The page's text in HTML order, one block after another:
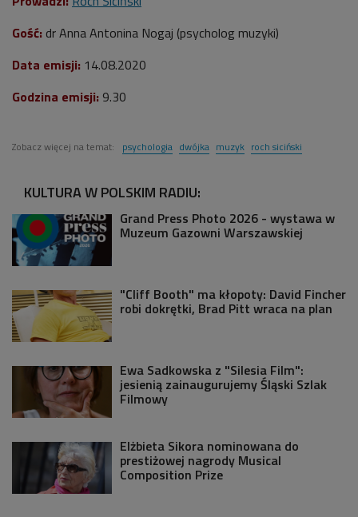
Gość: dr Anna Antonina Nogaj (psycholog muzyki)
Data emisji: 14.08.2020
Godzina emisji: 9.30
Zobacz więcej na temat: psychologia dwójka muzyk roch siciński
KULTURA W POLSKIM RADIU:
Grand Press Photo 2026 - wystawa w
Muzeum Gazowni Warszawskiej
"Cliff Booth" ma kłopoty: David Fincher
robi dokrętki, Brad Pitt wraca na plan
Ewa Sadkowska z "Silesia Film":
jesienią zainaugurujemy Śląski Szlak
Filmowy
Elżbieta Sikora nominowana do
prestiżowej nagrody Musical
Composition Prize